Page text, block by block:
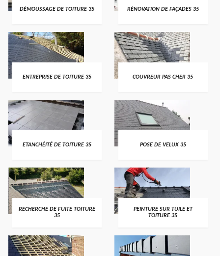
DÉMOUSSAGE DE TOITURE 35 RÉNOVATION DE FAÇADES 35
ENTREPRISE DE TOITURE 35 COUVREUR PAS CHER 35
ETANCHÉITÉ DE TOITURE 35 POSE DE VELUX 35
RECHERCHE DE FUITE TOITURE
35
PEINTURE SUR TUILE ET
TOITURE 35